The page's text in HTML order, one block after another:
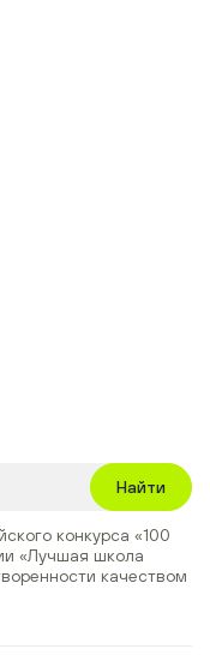
Найти
конкурса «100
«Лучшая школа
качеством